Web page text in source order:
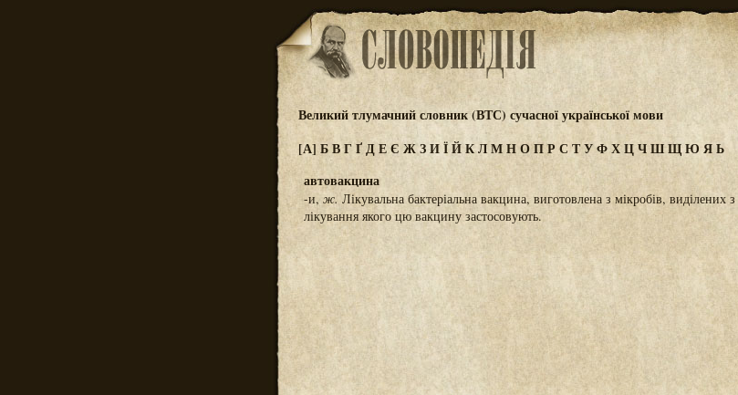
Великий тлумачний словник (ВТС) сучасної української мови
[А] БВГ ҐДЕЄ ЖЗИЇЙКЛМНОПРС ТУФХЦЧШЩЮ ЯЬ
автовакцина
-и,ж. Лікувальна бактеріальна вакцина, виготовлена з мікробів, виділених
лікування якого цю вакцину застосовують.